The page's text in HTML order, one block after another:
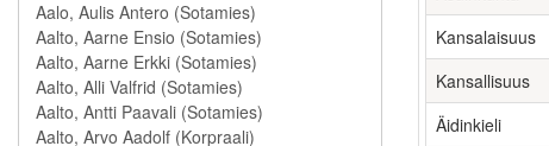
Kansalaisuus
Kansallisuus
Äidinkieli